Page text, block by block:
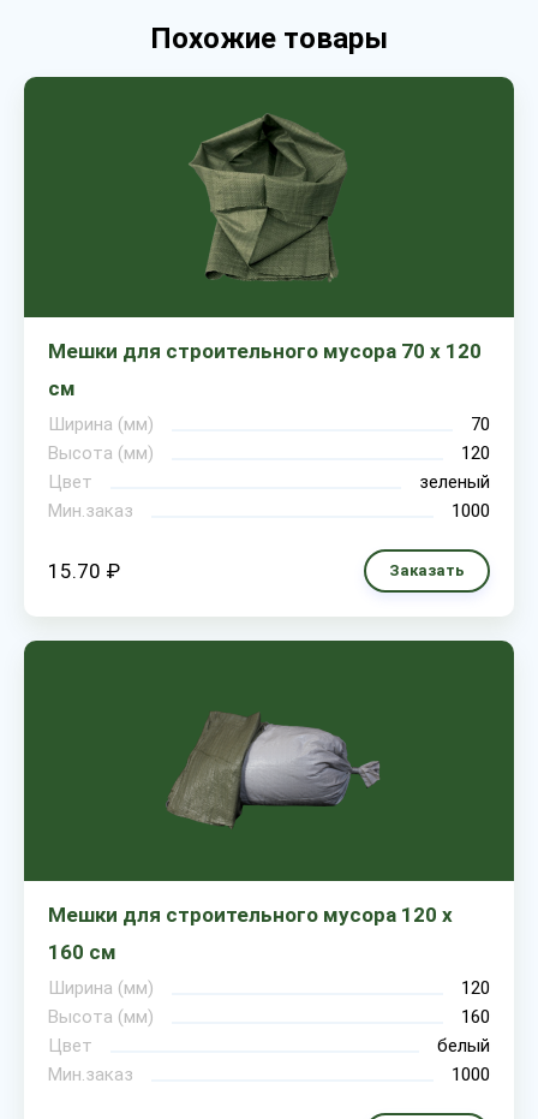
Похожие товары
Мешки для строительного мусора 70 х 120
см
Ширина (мм)
70
Высота (мм)
120
Цвет
зеленый
Мин.заказ
1000
15.70 ₽ Заказать
Мешки для строительного мусора 120 х
160 см
Ширина (мм)
120
Высота (мм)
160
Цвет
белый
Мин.заказ
1000